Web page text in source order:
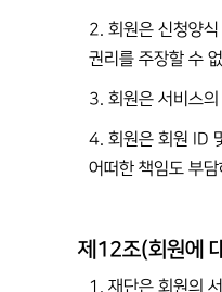
2. 회원은 신청양
권리를 주장할 수
3. 회원은 서비스
4. 회원은 회원 ID
어떠한 책임도 부
제12조(회원에
1. 재단은 회원의